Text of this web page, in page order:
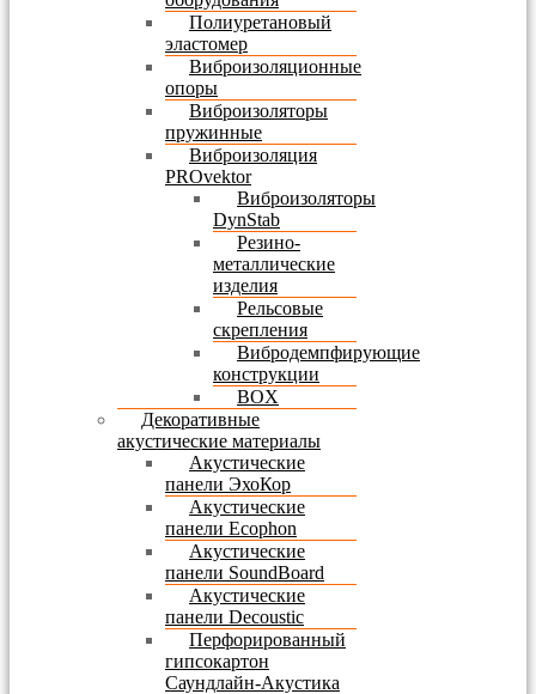
Полиуретановый
эластомер
Виброизоляционные
опоры
Виброизоляторы
пружинные
Виброизоляция
PROvektor
Виброизоляторы
DynStab
Резино-
металлические
изделия
Рельсовые
скрепления
Вибродемпфирующие
конструкции
BOX
Декоративные
акустические материалы
Акустические
панели ЭхоКор
Акустические
панели Ecophon
Акустические
панели SoundBoard
Акустические
панели Decoustic
Перфорированный
гипсокартон
Саундлайн-Акустика